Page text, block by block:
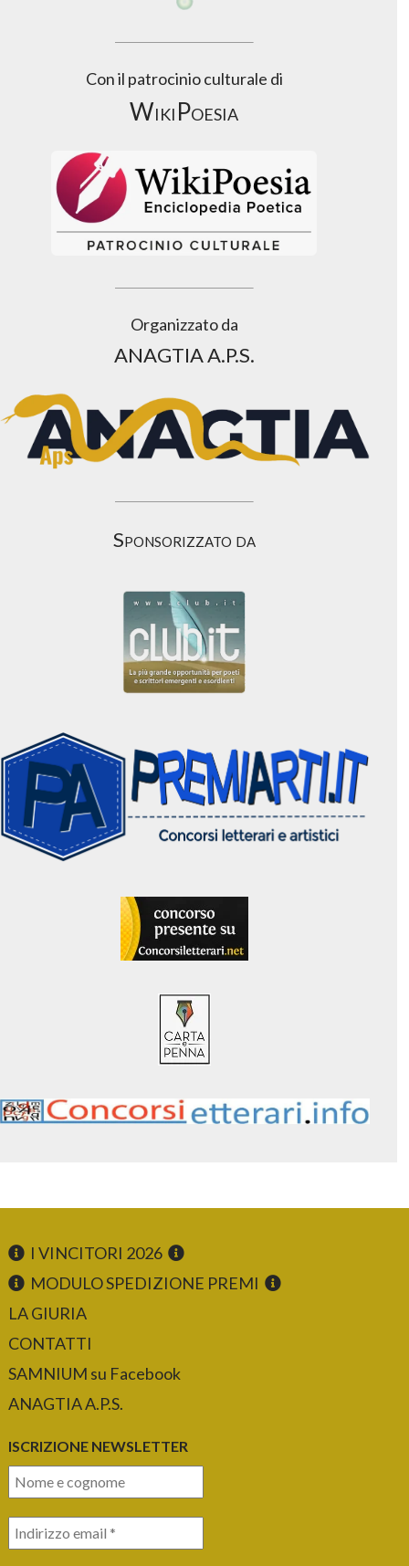
Con il patrocinio culturale di
WikiPoesia
Organizzato da
ANAGTIA A.P.S.
Sponsorizzato da
I VINCITORI 2026
MODULO SPEDIZIONE PREMI
LA GIURIA
CONTATTI
SAMNIUM su Facebook
ANAGTIA A.P.S.
ISCRIZIONE NEWSLETTER